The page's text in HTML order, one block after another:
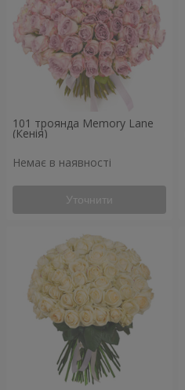
101 троянда Memory Lane
(Кенія)
Немає в наявності
Уточнити